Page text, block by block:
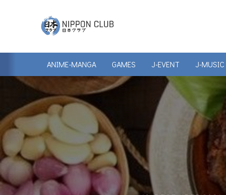
ANIME-MANGA GAMES J-EVENT J-MUSIC